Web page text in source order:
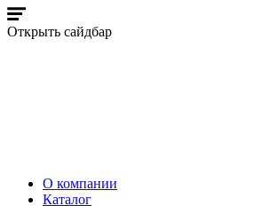
Открыть сайдбар
О компании
Каталог